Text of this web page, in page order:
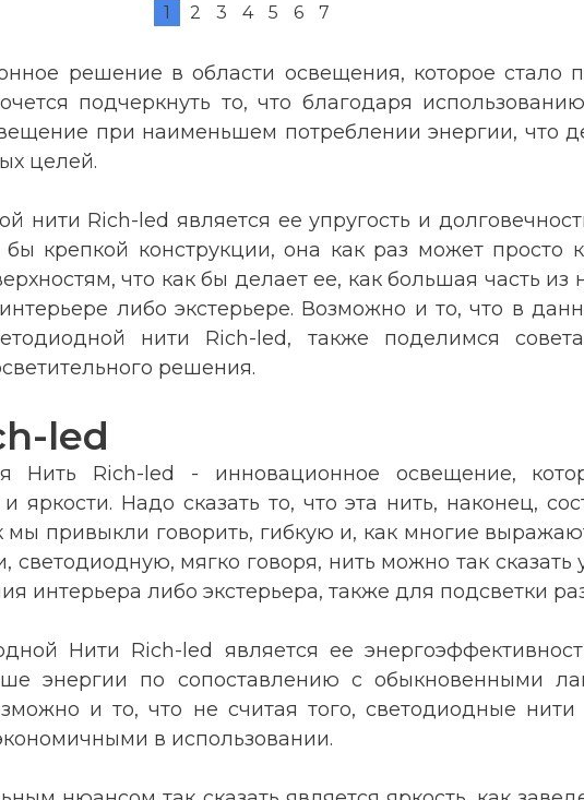
1 2 3 4 5 6 7
решение в области освещения, которое стало
подчеркнуть то, что благодаря
при наименьшем потреблении энергии, что
целей.
нити Rich-led является ее упругость и
крепкой конструкции, она как раз может просто
что как бы делает ее, как большая часть из
либо экстерьере. Возможно и то, что в
нити Rich-led, также поделимся
решения.
led
Нить Rich-led - инновационное освещение,
яркости. Надо сказать то, что эта нить, наконец,
мы привыкли говорить, гибкую и, как многие
светодиодную, мягко говоря, нить можно так
интерьера либо экстерьера, также для подсветки
Нити Rich-led является ее
энергии по сопоставлению с обыкновенными
и то, что не считая того, светодиодные
в использовании.